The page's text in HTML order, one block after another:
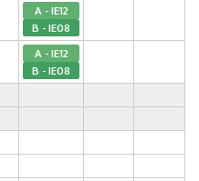
A - IE12
B - IE08
A - IE12
B - IE08